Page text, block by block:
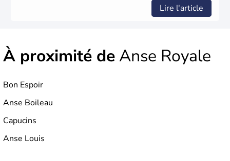
Lire l'article
À proximité deAnse Royale
Bon Espoir
Anse Boileau
Capucins
Anse Louis